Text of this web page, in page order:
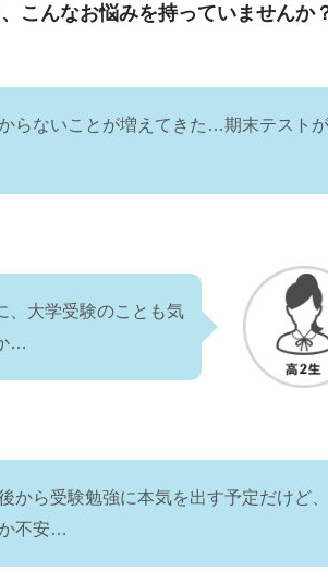
こんなお悩みを持っていませんか
らないことが増えてきた…期末テスト
、大学受験のことも気
…
から受験勉強に本気を出す予定だけど
不安…